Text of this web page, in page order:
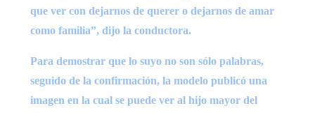
que ver con dejarnos de querer o dejarnos de amar
como familia”, dijo la conductora.
Para demostrar que lo suyo no son sólo palabras,
seguido de la confirmación, la modelo publicó una
imagen en la cual se puede ver al hijo mayor del